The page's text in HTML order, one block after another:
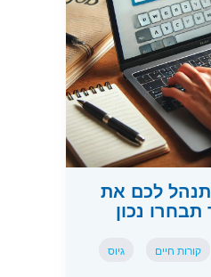
לכם את
תבחרו נכון
קורות חיים גיוס